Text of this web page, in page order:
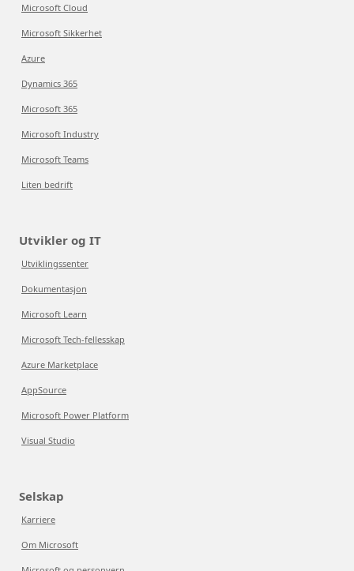
Microsoft Cloud
Microsoft Sikkerhet
Azure
Dynamics 365
Microsoft 365
Microsoft Industry
Microsoft Teams
Liten bedrift
Utvikler og IT
Utviklingssenter
Dokumentasjon
Microsoft Learn
Microsoft Tech-fellesskap
Azure Marketplace
AppSource
Microsoft Power Platform
Visual Studio
Selskap
Karriere
Om Microsoft